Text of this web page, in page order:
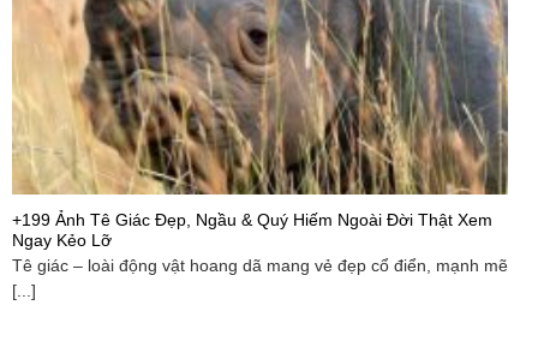
+199 Ảnh Tê Giác Đẹp, Ngầu & Quý Hiếm Ngoài Đời Thật Xem
Ngay Kẻo Lỡ
Tê giác – loài động vật hoang dã mang vẻ đẹp cổ điển, mạnh mẽ
[...]